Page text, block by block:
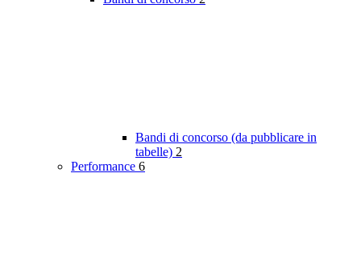
Bandi di concorso (da pubblicare in
tabelle) 2
Performance 6